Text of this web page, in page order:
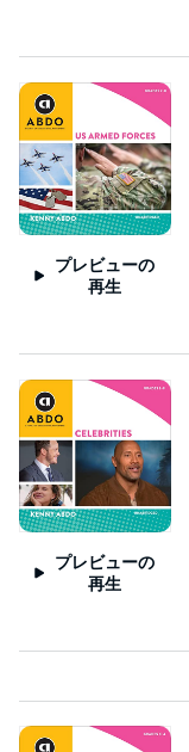
プレビューの
再生
プレビューの
再生